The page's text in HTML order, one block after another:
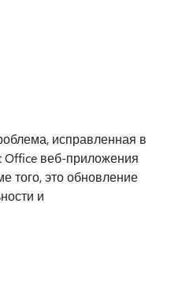
исправленная в
Office веб-приложения
того, это обновление
и